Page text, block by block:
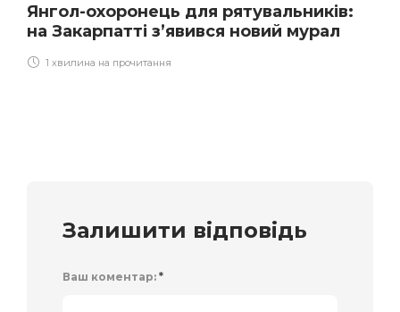
Янгол-охоронець для рятувальників:
на Закарпатті з’явився новий мурал
1 хвилина на прочитання
Залишити відповідь
Ваш коментар: *